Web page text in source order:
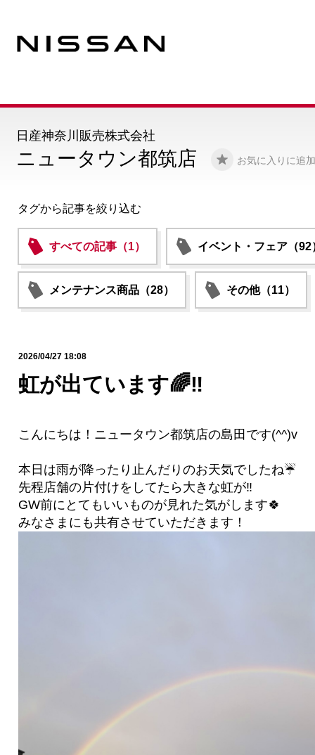
ニュータウン都筑店 お気に入りに追加
日産神奈川販売株式会社
タグから記事を絞り込む
すべての記事（1） イベント・フェア（92
メンテナンス商品（28） その他（11）
2026/04/27 18:08
虹が出ています🌈‼️
こんにちは！ニュータウン都筑店の島田です(^^)v
本日は雨が降ったり止んだりのお天気でしたね☔️
先程店舗の片付けをしてたら大きな虹が‼️
GW前にとてもいいものが見れた気がします🍀
みなさまにも共有させていただきます！